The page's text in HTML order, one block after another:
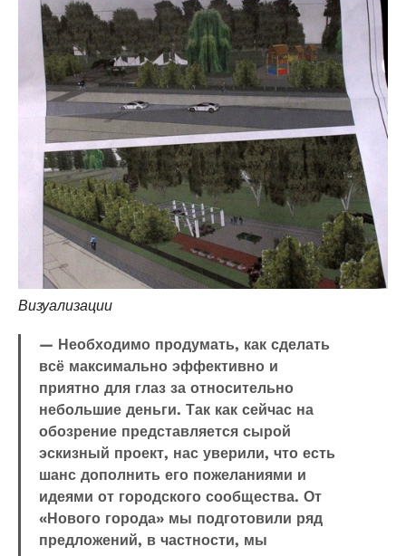
Визуализации
— Необходимо продумать, как сделать
всё максимально эффективно и
приятно для глаз за относительно
небольшие деньги. Так как сейчас на
обозрение представляется сырой
эскизный проект, нас уверили, что есть
шанс дополнить его пожеланиями и
идеями от городского сообщества. От
«Нового города» мы подготовили ряд
предложений, в частности, мы